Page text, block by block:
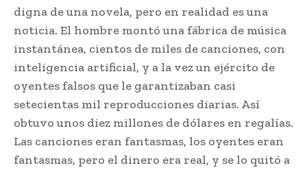
digna de una novela, pero en realidad es una
noticia. El hombre montó una fábrica de música
instantánea, cientos de miles de canciones, con
inteligencia artificial, y a la vez un ejército de
oyentes falsos que le garantizaban casi
setecientas mil reproducciones diarias. Así
obtuvo unos diez millones de dólares en regalías.
Las canciones eran fantasmas, los oyentes eran
fantasmas, pero el dinero era real, y se lo quitó a